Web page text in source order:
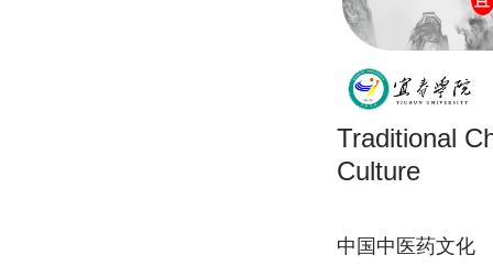
Traditional
Culture
中国中医药文化